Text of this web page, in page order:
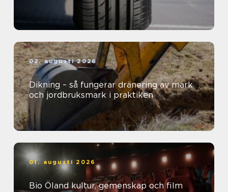
02. augusti 2026
Dikning – så fungerar dränering av mark
och jordbruksmark i praktiken
01. augusti 2026
Bio Öland kultur, gemenskap och film